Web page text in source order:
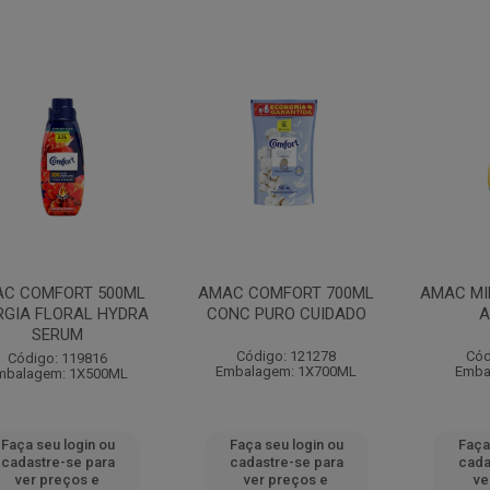
COMFORT 500ML
FLORAL HYDRA
SERUM
Código: 119816
1X500ML
Faça seu login ou
cadastre-se para
ver preços e
AMAC COMFORT 700ML
CONC PURO CUIDADO
Código: 121278
Embalagem: 1X700ML
Faça seu login ou
cadastre-se para
ver preços e
AMAC